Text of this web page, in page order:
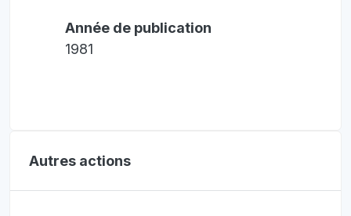
Année de publication
1981
Autres actions